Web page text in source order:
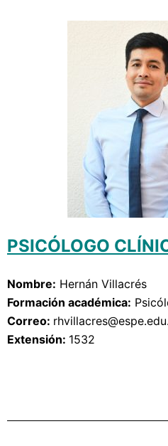
PSICÓLOGO
Nombre: Hernán Villacrés
Formación académica:
Correo: rhvillacres
Extensión: 1532